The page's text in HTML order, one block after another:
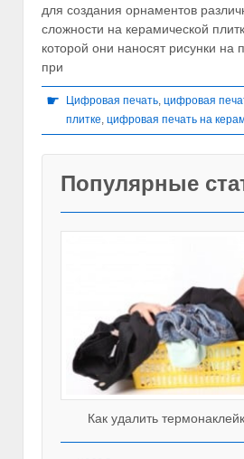
для создания орнаментов
сложности на керамической
которой они наносят рисунки на
при
☛ Цифровая печать, цифровая
плитке, цифровая печать на
Популярные
Как удалить